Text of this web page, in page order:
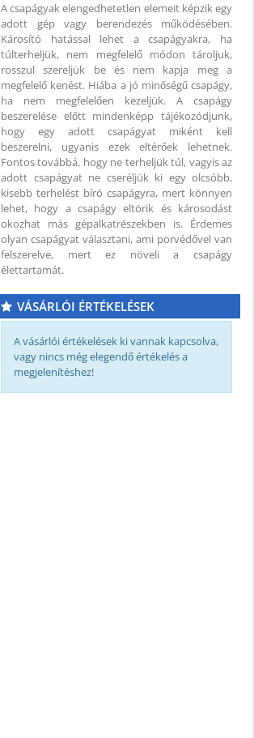
A csapágyak elengedhetetlen elemeit képzik egy
adott gép vagy berendezés működésében.
Károsító hatással lehet a csapágyakra, ha
túlterheljük, nem megfelelő módon tároljuk,
rosszul szereljük be és nem kapja meg a
megfelelő kenést. Hiába a jó minőségű csapágy,
ha nem megfelelően kezeljük. A csapágy
beszerelése előtt mindenképp tájékozódjunk,
hogy egy adott csapágyat miként kell
beszerelni, ugyanis ezek eltérőek lehetnek.
Fontos továbbá, hogy ne terheljük túl, vagyis az
adott csapágyat ne cseréljük ki egy olcsóbb,
kisebb terhelést bíró csapágyra, mert könnyen
lehet, hogy a csapágy eltörik és károsodást
okozhat más gépalkatrészekben is. Érdemes
olyan csapágyat választani, ami porvédővel van
felszerelve, mert ez növeli a csapágy
élettartamát.
VÁSÁRLÓI ÉRTÉKELÉSEK
A vásárlói értékelések ki vannak kapcsolva,
vagy nincs még elegendő értékelés a
megjelenítéshez!